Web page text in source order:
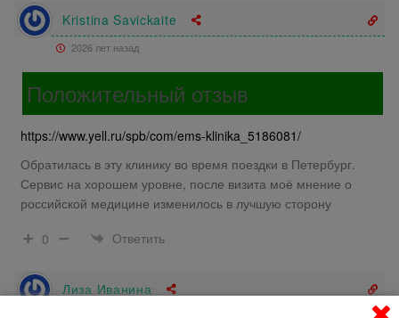
Kristina Savickaite
2026 лет назад
Положительный отзыв
https://www.yell.ru/spb/com/ems-klinika_5186081/
Обратилась в эту клинику во время поездки в Петербург.
Сервис на хорошем уровне, после визита моё мнение о
российской медицине изменилось в лучшую сторону
0
Ответить
Лиза Иванина